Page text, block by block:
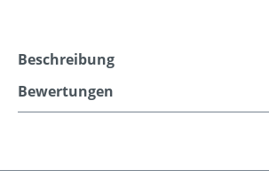
Beschreibung
Bewertungen